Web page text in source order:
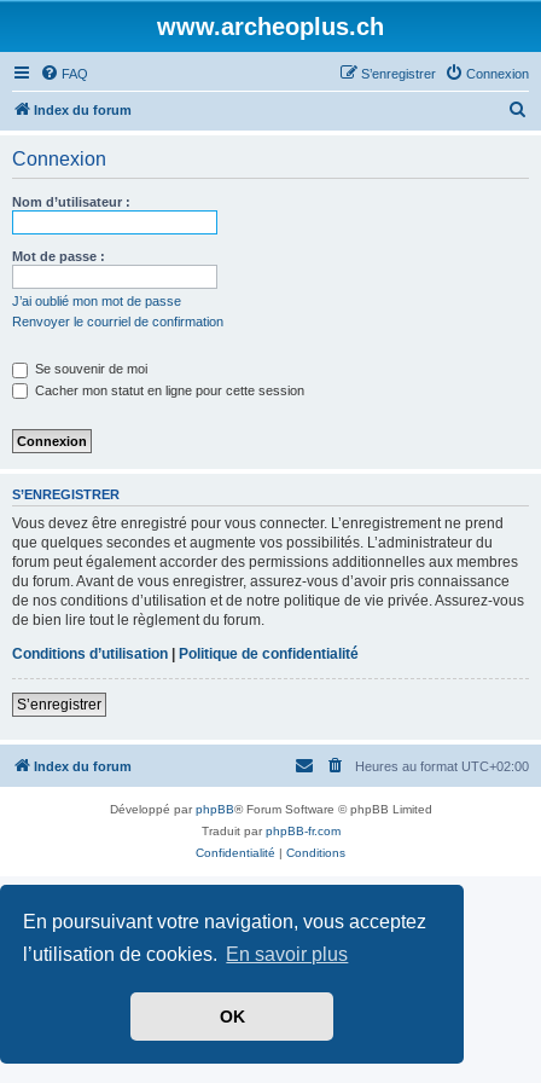
En poursuivant votre navigation, vous acceptez
l’utilisation de cookies. En savoir plus
OK
www.archeoplus.ch
FAQ Connexion
S’enregistrer
Index du forum
Connexion
Nom d’utilisateur :
Mot de passe :
J’ai oublié mon mot de passe
Renvoyer le courriel de confirmation
Se souvenir de moi
Cacher mon statut en ligne pour cette session
S’ENREGISTRER
Vous devez être enregistré pour vous connecter. L’enregistrement ne prend
que quelques secondes et augmente vos possibilités. L’administrateur du
forum peut également accorder des permissions additionnelles aux membres
du forum. Avant de vous enregistrer, assurez-vous d’avoir pris connaissance
de nos conditions d’utilisation et de notre politique de vie privée. Assurez-vous
de bien lire tout le règlement du forum.
Conditions d’utilisation | Politique de confidentialité
S’enregistrer
Index du forum Heures au format UTC+02:00
Développé parphpBB® Forum Software © phpBB Limited
Traduit parphpBB-fr.com
Confidentialité | Conditions